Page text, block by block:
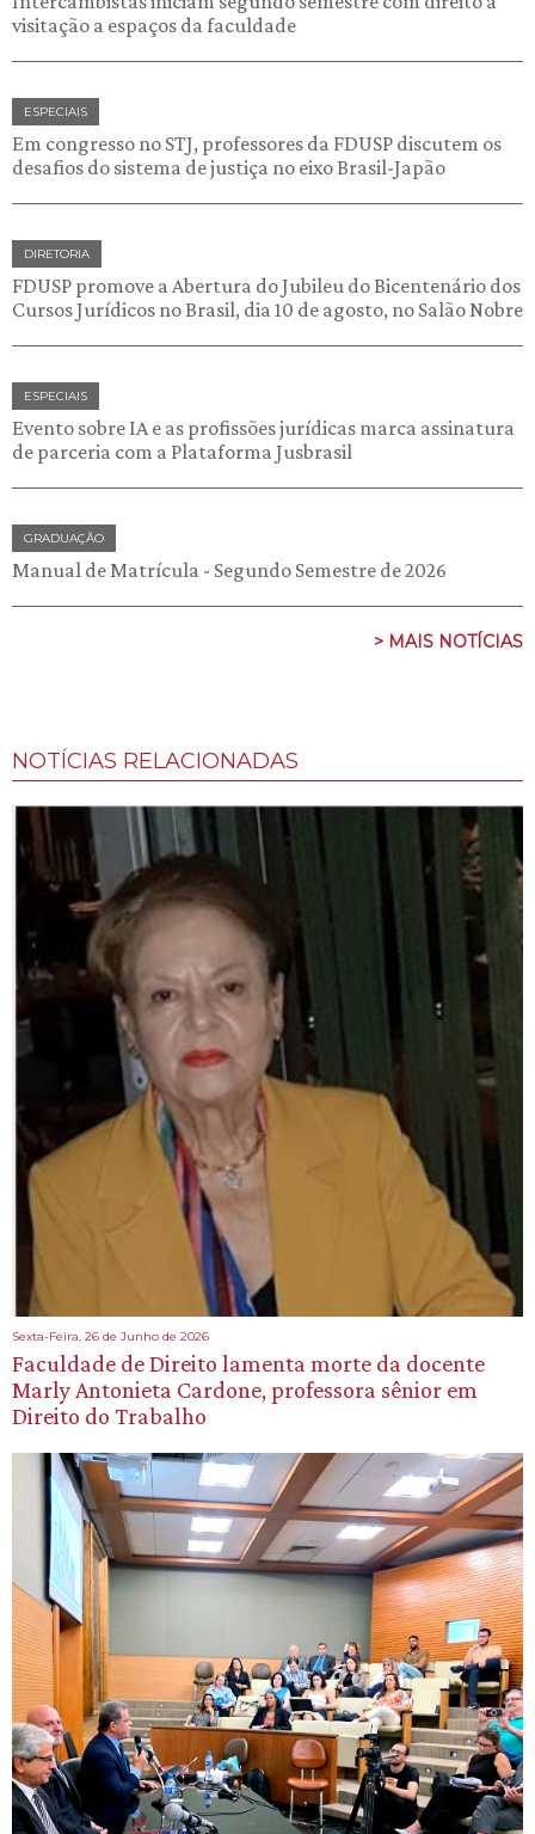
visitação a espaços da faculdade
ESPECIAIS
Em congresso no STJ, professores da FDUSP discutem os
desafios do sistema de justiça no eixo Brasil-Japão
DIRETORIA
FDUSP promove a Abertura do Jubileu do Bicentenário dos
Cursos Jurídicos no Brasil, dia 10 de agosto, no Salão Nobre
ESPECIAIS
Evento sobre IA e as profissões jurídicas marca assinatura
de parceria com a Plataforma Jusbrasil
GRADUAÇÃO
Manual de Matrícula - Segundo Semestre de 2026
> MAIS NOTÍCIAS
NOTÍCIAS RELACIONADAS
Sexta-Feira, 26 de Junho de 2026
Faculdade de Direito lamenta morte da docente
Marly Antonieta Cardone, professora sênior em
Direito do Trabalho